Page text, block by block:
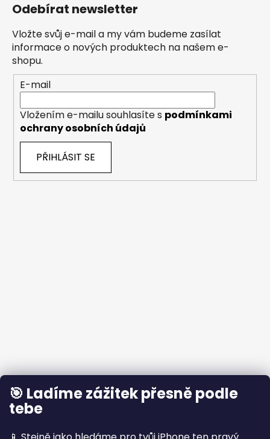
🎯 Ladíme zážitek přesně podle
tebe
Odebírat newsletter
Vložte svůj e-mail a my vám budeme zasílat
informace o nových produktech na našem e-
shopu.
E-mail
Vložením e-mailu souhlasíte s podmínkami
ochrany osobních údajů
PŘIHLÁSIT SE